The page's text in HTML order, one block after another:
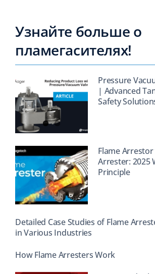
Узнайте больше о
пламегасителях!
Pressure
| Advanced
Safety
Flame Arrestor
Arrester: 2025
Principle
Detailed Case Studies of Flame
in Various Industries
How Flame Arresters Work